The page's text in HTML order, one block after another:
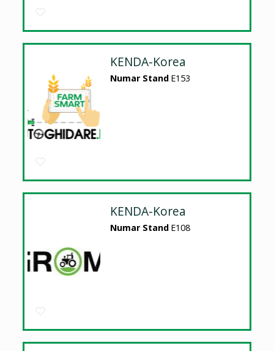
KENDA-Korea
Numar Stand E153
KENDA-Korea
Numar Stand E108